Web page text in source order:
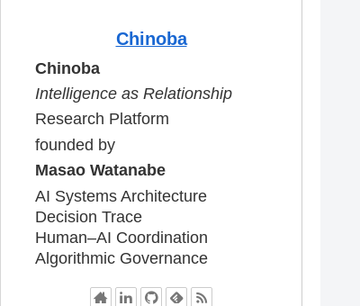
Chinoba
Chinoba
Intelligence as Relationship
Research Platform
founded by
Masao Watanabe
AI Systems Architecture
Decision Trace
Human–AI Coordination
Algorithmic Governance